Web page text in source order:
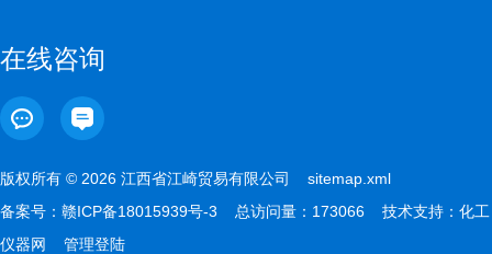
在线咨询
版权所有 © 2026 江西省江崎贸易有限公司 sitemap.xml
备案号： 赣ICP备18015939号-3 总访问量：173066 技术支持： 化工
仪器网
管理登陆